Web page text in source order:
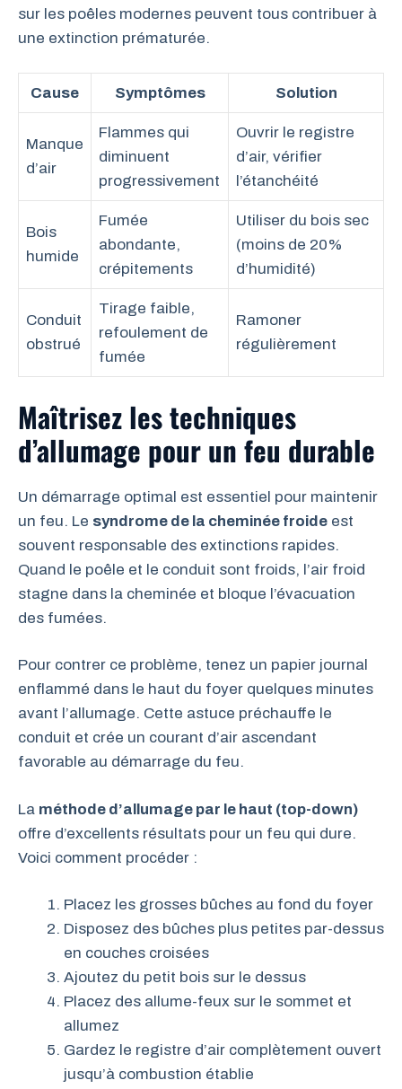
sur les poêles modernes peuvent tous contribuer à
une extinction prématurée.
Cause Symptômes Solution
Manque
d’air
Flammes qui
diminuent
progressivement
Ouvrir le registre
d’air, vérifier
l’étanchéité
Bois
humide
Fumée
abondante,
crépitements
Utiliser du bois sec
(moins de 20%
d’humidité)
Conduit
obstrué
Tirage faible,
refoulement de
fumée
Ramoner
régulièrement
Maîtrisez les techniques
d’allumage pour un feu durable
Un démarrage optimal est essentiel pour maintenir
un feu. Le syndrome de la cheminée froide est
souvent responsable des extinctions rapides.
Quand le poêle et le conduit sont froids, l’air froid
stagne dans la cheminée et bloque l’évacuation
des fumées.
Pour contrer ce problème, tenez un papier journal
enflammé dans le haut du foyer quelques minutes
avant l’allumage. Cette astuce préchauffe le
conduit et crée un courant d’air ascendant
favorable au démarrage du feu.
La méthode d’allumage par le haut (top-down)
offre d’excellents résultats pour un feu qui dure.
Voici comment procéder :
Placez les grosses bûches au fond du foyer
Disposez des bûches plus petites par-dessus
en couches croisées
Ajoutez du petit bois sur le dessus
Placez des allume-feux sur le sommet et
allumez
Gardez le registre d’air complètement ouvert
jusqu’à combustion établie